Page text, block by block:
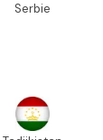
Serbie